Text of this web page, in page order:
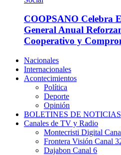
COOPSANO Celebra
General Anual
Cooperativo y
Nacionales
Internacionales
Acontecimientos
Política
Deporte
Opinión
BOLETINES DE NOTICIAS
Canales de TV y Radio
Montecristi Digital
Frontera Visión Canal
Dajabon Canal 6